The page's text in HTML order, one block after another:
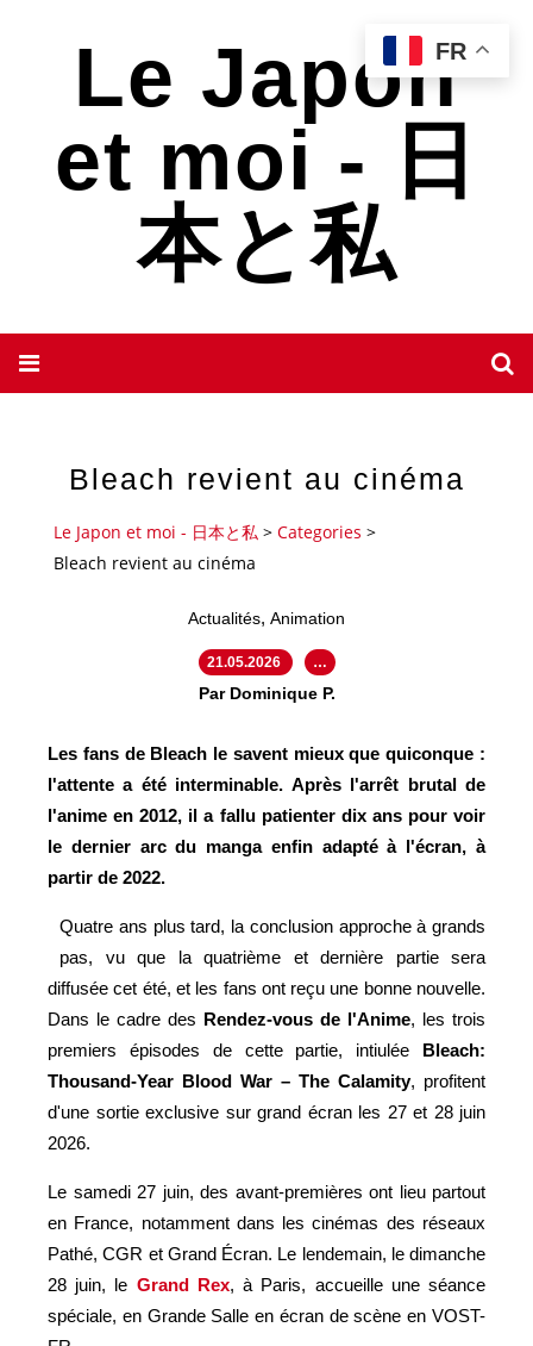
Le Japon
et moi - 日
本と私
Bleach revient au cinéma
Le Japon et moi - 日本と私 > Categories >
Bleach revient au cinéma
Actualités, Animation
21.05.2026 …
Par Dominique P.
Les fans de Bleach le savent mieux que quiconque :
l'attente a été interminable. Après l'arrêt brutal de
l'anime en 2012, il a fallu patienter dix ans pour voir
le dernier arc du manga enfin adapté à l'écran, à
partir de 2022.
Quatre ans plus tard, la conclusion approche à grands
pas, vu que la quatrième et dernière partie sera
diffusée cet été, et les fans ont reçu une bonne nouvelle.
Dans le cadre des Rendez-vous de l'Anime, les trois
premiers épisodes de cette partie, intiulée Bleach:
Thousand-Year Blood War – The Calamity, profitent
d'une sortie exclusive sur grand écran les 27 et 28 juin
2026.
Le samedi 27 juin, des avant-premières ont lieu partout
en France, notamment dans les cinémas des réseaux
Pathé, CGR et Grand Écran. Le lendemain, le dimanche
28 juin, le Grand Rex, à Paris, accueille une séance
spéciale, en Grande Salle en écran de scène en VOST-
FR